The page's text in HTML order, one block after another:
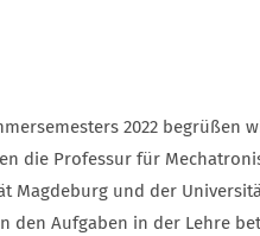
2022 begrüßen
die Professur für
Magdeburg und der
den Aufgaben in der Lehre